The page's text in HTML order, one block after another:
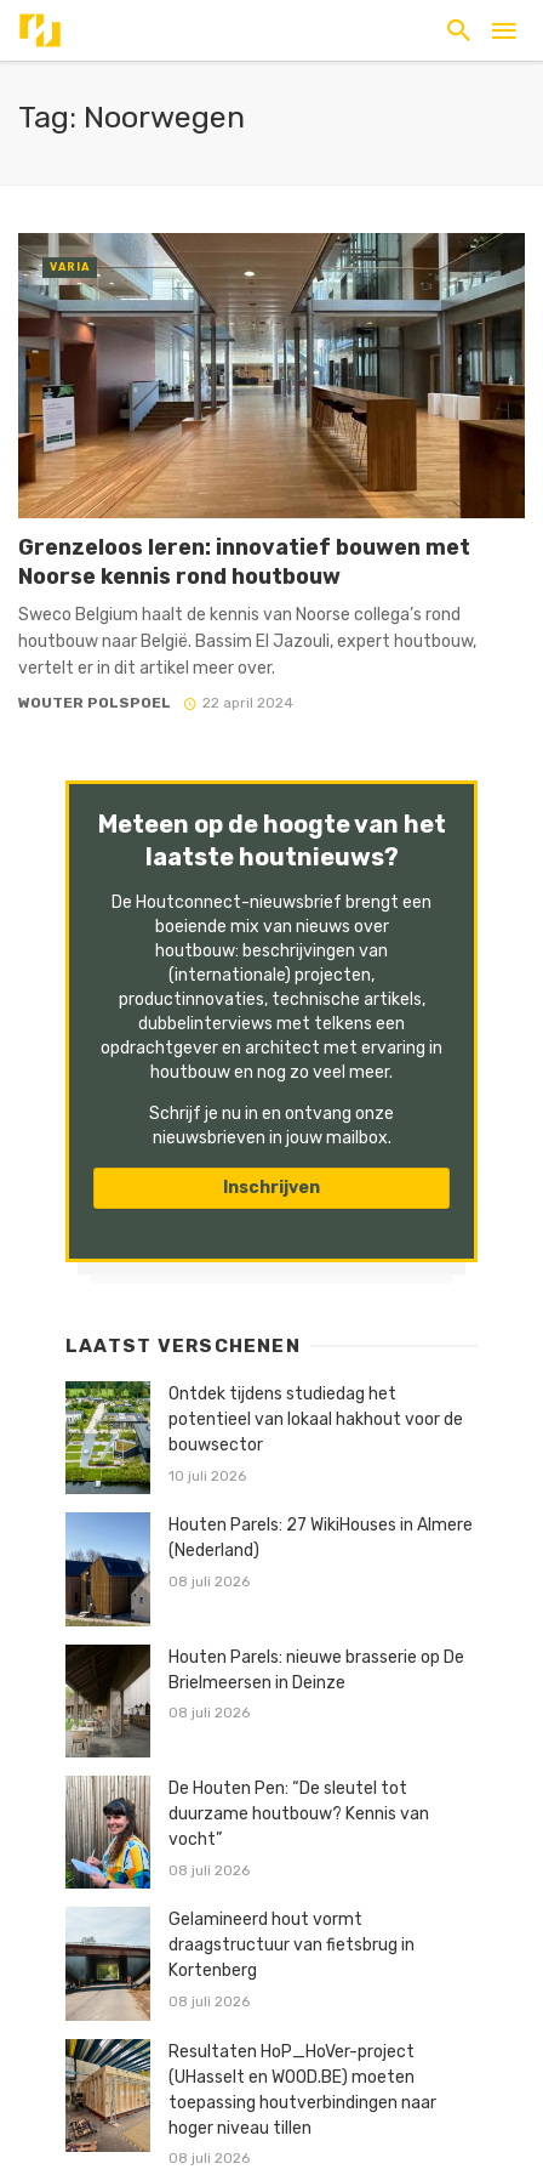
Tag: Noorwegen
VARIA
Grenzeloos leren: innovatief bouwen met
Noorse kennis rond houtbouw
Sweco Belgium haalt de kennis van Noorse collega’s rond
houtbouw naar België. Bassim El Jazouli, expert houtbouw,
vertelt er in dit artikel meer over.
WOUTER POLSPOEL 22 april 2024
Meteen op de hoogte van het
laatste houtnieuws?
De Houtconnect-nieuwsbrief brengt een
boeiende mix van nieuws over
houtbouw: beschrijvingen van
(internationale) projecten,
productinnovaties, technische artikels,
dubbelinterviews met telkens een
opdrachtgever en architect met ervaring in
houtbouw en nog zo veel meer.
Schrijf je nu in en ontvang onze
nieuwsbrieven in jouw mailbox.
LAATST VERSCHENEN
Ontdek tijdens studiedag het
potentieel van lokaal hakhout voor de
bouwsector
10 juli 2026
Houten Parels: 27 WikiHouses in Almere
(Nederland)
08 juli 2026
Houten Parels: nieuwe brasserie op De
Brielmeersen in Deinze
08 juli 2026
De Houten Pen: “De sleutel tot
duurzame houtbouw? Kennis van
vocht”
08 juli 2026
Gelamineerd hout vormt
draagstructuur van fietsbrug in
Kortenberg
08 juli 2026
Resultaten HoP_HoVer-project
(UHasselt en WOOD.BE) moeten
toepassing houtverbindingen naar
hoger niveau tillen
08 juli 2026